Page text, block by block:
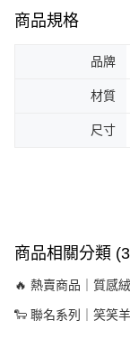
商品規格
品牌
材質
尺寸
商品相關分類
🔥 熱賣商品｜質感
🐑 聯名系列｜笑笑羊